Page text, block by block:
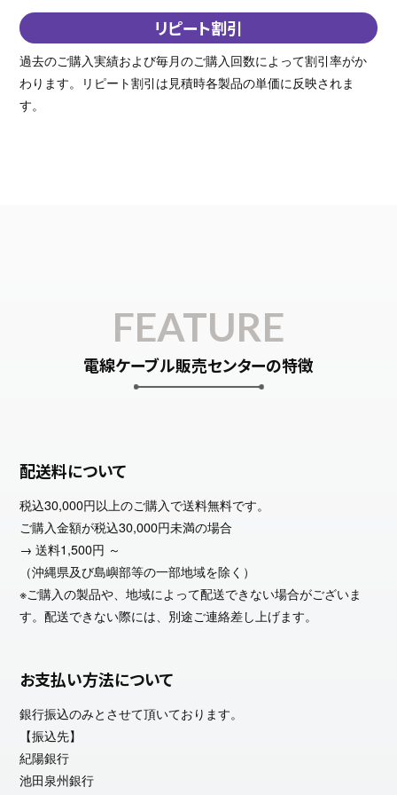
リピート割引
過去のご購入実績および毎月のご購入回数によって割引率がか
わります。リピート割引は見積時各製品の単価に反映されま
す。
FEATURE
電線ケーブル販売センターの特徴
配送料について
税込30,000円以上のご購入で送料無料です。
ご購入金額が税込30,000円未満の場合
→ 送料1,500円 ～
（沖縄県及び島嶼部等の一部地域を除く）
※ご購入の製品や、地域によって配送できない場合がございま
す。配送できない際には、別途ご連絡差し上げます。
お支払い方法について
銀行振込のみとさせて頂いております。
【振込先】
紀陽銀行
池田泉州銀行